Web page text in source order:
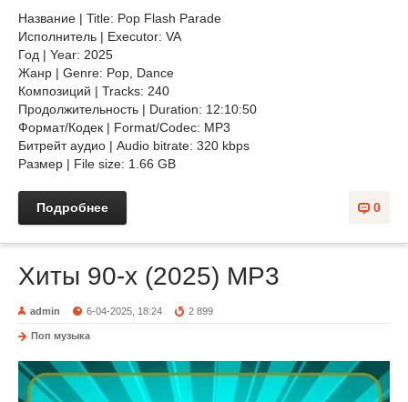
Название | Title: Pop Flash Parade
Исполнитель | Executor: VA
Год | Year: 2025
Жанр | Genre: Pop, Dance
Композиций | Tracks: 240
Продолжительность | Duration: 12:10:50
Формат/Кодек | Format/Codec: MP3
Битрейт аудио | Audio bitrate: 320 kbps
Размер | File size: 1.66 GB
0
Подробнее
Хиты 90-х (2025) MP3
admin 6-04-2025, 18:24 2 899
Поп музыка